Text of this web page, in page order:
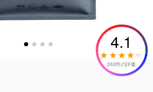
4.1
262件の評価